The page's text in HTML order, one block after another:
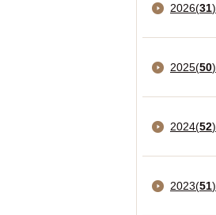
2026(31)
2025(50)
2024(52)
2023(51)